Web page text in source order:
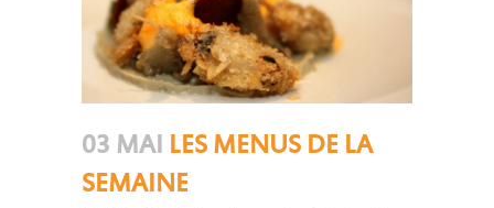
03 MAI LES MENUS DE LA
SEMAINE